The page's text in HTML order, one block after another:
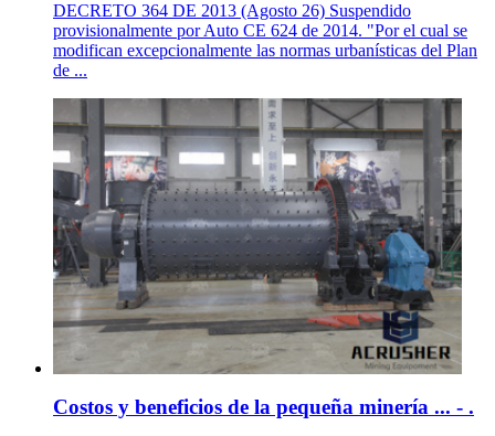
DECRETO 364 DE 2013 (Agosto 26) Suspendido
provisionalmente por Auto CE 624 de 2014. "Por el cual se
modifican excepcionalmente las normas urbanísticas del Plan
de ...
Costos y beneficios de la pequeña minería ... - .